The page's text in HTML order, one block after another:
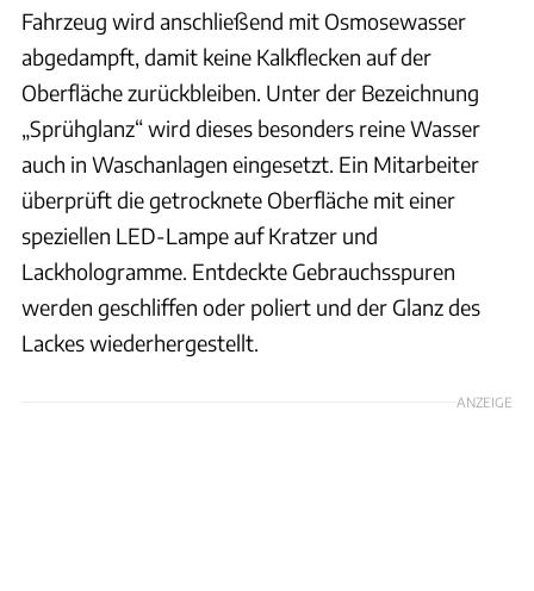
Fahrzeug wird anschließend mit Osmosewasser
abgedampft, damit keine Kalkflecken auf der
Oberfläche zurückbleiben. Unter der Bezeichnung
„Sprühglanz“ wird dieses besonders reine Wasser
auch in Waschanlagen eingesetzt. Ein Mitarbeiter
überprüft die getrocknete Oberfläche mit einer
speziellen LED-Lampe auf Kratzer und
Lackhologramme. Entdeckte Gebrauchsspuren
werden geschliffen oder poliert und der Glanz des
Lackes wiederhergestellt.
ANZEIGE